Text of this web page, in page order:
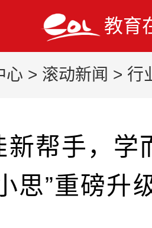
教育
心 > 滚动新闻 > 行
新帮手，学
思”重磅升